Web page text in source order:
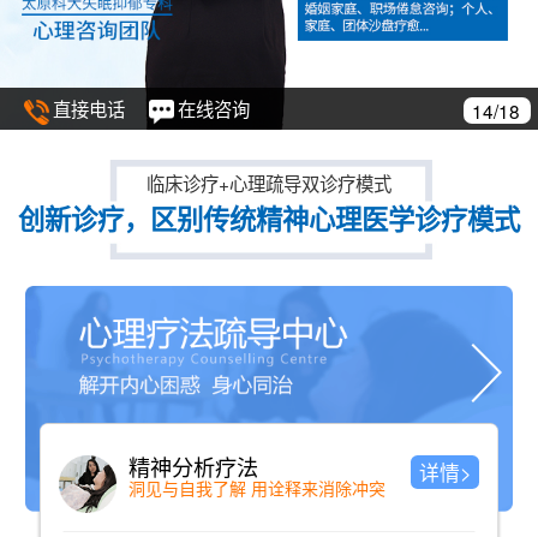
直接电话 在线咨询 15/18
临床诊疗+心理疏导双诊疗模式
创新诊疗，区别传统精神心理医学诊疗模式
详情> 建立完整档案
免费建立治疗档案，跟踪康复情况